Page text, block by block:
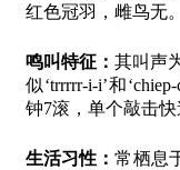
红色冠羽，雌鸟无。
鸣叫特征： 其叫声
似‘trrrrr-i-i’和
钟7滚，单个敲击快
生活习性：常栖息